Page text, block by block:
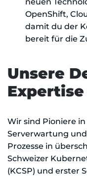
OpenShift,
damit du der
bereit für die
Unsere
Expertise
Wir sind Pioniere
Serverwartung
Prozesse in
Schweizer
(KCSP) und erster